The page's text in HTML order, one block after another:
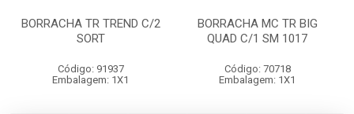
BORRACHA TR TREND C/2
SORT
Código: 91937
Embalagem: 1X1
BORRACHA MC TR BIG
QUAD C/1 SM 1017
Código: 70718
Embalagem: 1X1